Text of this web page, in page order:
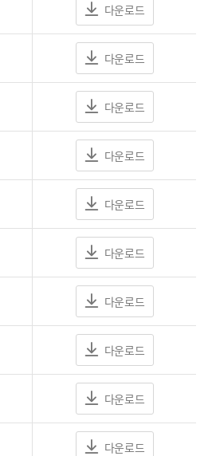
다운로드
다운로드
다운로드
다운로드
다운로드
다운로드
다운로드
다운로드
다운로드
다운로드